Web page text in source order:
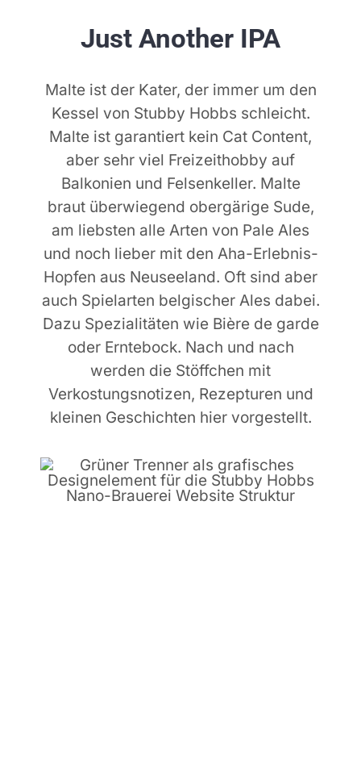
Just Another IPA
Malte ist der Kater, der immer um den
Kessel von Stubby Hobbs schleicht.
Malte ist garantiert kein Cat Content,
aber sehr viel Freizeithobby auf
Balkonien und Felsenkeller. Malte
braut überwiegend obergärige Sude,
am liebsten alle Arten von Pale Ales
und noch lieber mit den Aha-Erlebnis-
Hopfen aus Neuseeland. Oft sind aber
auch Spielarten belgischer Ales dabei.
Dazu Spezialitäten wie Bière de garde
oder Erntebock. Nach und nach
werden die Stöffchen mit
Verkostungsnotizen, Rezepturen und
kleinen Geschichten hier vorgestellt.